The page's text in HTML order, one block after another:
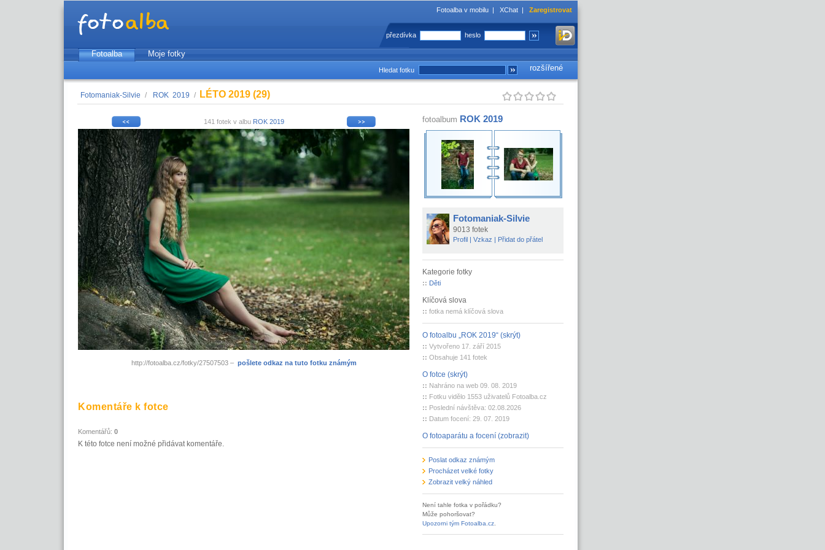
Fotoalba v mobilu | XChat | Zaregistrovat
přezdívka heslo
Fotoalba
Moje fotky
rozšířené
Hledat fotku
Fotomaniak-Silvie / ROK 2019 / LÉTO 2019 (29)
141 fotek v albu ROK 2019
http://fotoalba.cz/fotky/27507503 – pošlete odkaz na tuto fotku známým
Komentáře k fotce
Komentářů: 0
K této fotce není možné přidávat komentáře.
fotoalbum ROK 2019
Fotomaniak-Silvie
9013 fotek
Profil | Vzkaz | Přidat do přátel
Kategorie fotky
:: Děti
Klíčová slova
:: fotka nemá klíčová slova
O fotoalbu „ROK 2019“ (skrýt)
:: Vytvořeno 17. září 2015
:: Obsahuje 141 fotek
O fotce (skrýt)
:: Nahráno na web 09. 08. 2019
:: Fotku vidělo 1553 uživatelů Fotoalba.cz
:: Poslední návštěva: 02.08.2026
:: Datum focení: 29. 07. 2019
O fotoaparátu a focení (zobrazit)
Poslat odkaz známým
Procházet velké fotky
Zobrazit velký náhled
Není tahle fotka v pořádku?
Může pohoršovat?
Upozorni tým Fotoalba.cz